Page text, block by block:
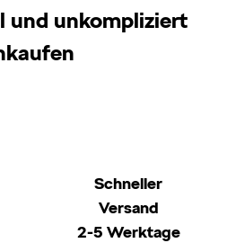
und unkompliziert
Schneller
Versand
2-5 Werktage